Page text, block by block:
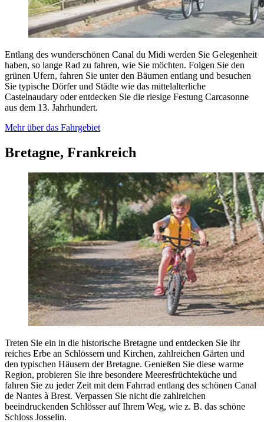
Entlang des wunderschönen Canal du Midi werden Sie Gelegenheit
haben, so lange Rad zu fahren, wie Sie möchten. Folgen Sie den
grünen Ufern, fahren Sie unter den Bäumen entlang und besuchen
Sie typische Dörfer und Städte wie das mittelalterliche
Castelnaudary oder entdecken Sie die riesige Festung Carcasonne
aus dem 13. Jahrhundert.
Mehr über das Fahrgebiet
Bretagne, Frankreich
Treten Sie ein in die historische Bretagne und entdecken Sie ihr
reiches Erbe an Schlössern und Kirchen, zahlreichen Gärten und
den typischen Häusern der Bretagne. Genießen Sie diese warme
Region, probieren Sie ihre besondere Meeresfrüchteküche und
fahren Sie zu jeder Zeit mit dem Fahrrad entlang des schönen Canal
de Nantes à Brest. Verpassen Sie nicht die zahlreichen
beeindruckenden Schlösser auf Ihrem Weg, wie z. B. das schöne
Schloss Josselin.